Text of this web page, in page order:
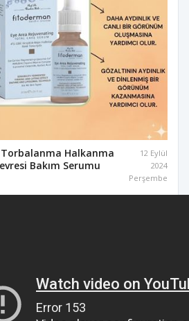
Halkanma
Bakım Serumu
12 Eylül
2024
Perşembe